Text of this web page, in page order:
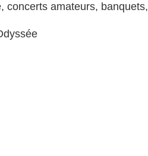
concerts amateurs, banquets,